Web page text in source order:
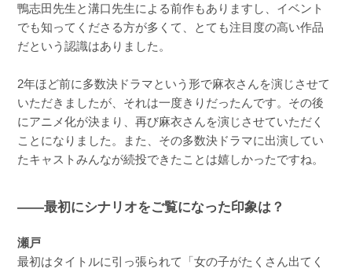
鴨志田先生と溝口先生による前作もありますし、イベント
でも知ってくださる方が多くて、とても注目度の高い作品
だという認識はありました。
2年ほど前に多数決ドラマという形で麻衣さんを演じさせて
いただきましたが、それは一度きりだったんです。その後
にアニメ化が決まり、再び麻衣さんを演じさせていただく
ことになりました。また、その多数決ドラマに出演してい
たキャストみんなが続投できたことは嬉しかったですね。
――最初にシナリオをご覧になった印象は？
瀬戸
最初はタイトルに引っ張られて「女の子がたくさん出てく